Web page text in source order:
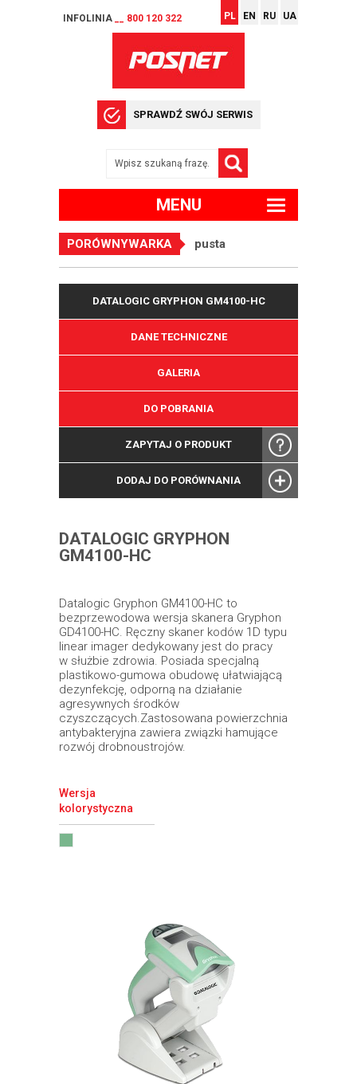
INFOLINIA __ 800 120 322 PL EN RU UA
SPRAWDŹ SWÓJ SERWIS
MENU
PORÓWNYWARKA pusta
DATALOGIC GRYPHON GM4100-HC
DANE TECHNICZNE
GALERIA
DO POBRANIA
ZAPYTAJ O PRODUKT
DODAJ DO PORÓWNANIA
DATALOGIC GRYPHON
GM4100-HC
Datalogic Gryphon GM4100-HC to
bezprzewodowa wersja skanera Gryphon
GD4100-HC. Ręczny skaner kodów 1D typu
linear imager dedykowany jest do pracy
w służbie zdrowia. Posiada specjalną
plastikowo-gumowa obudowę ułatwiającą
dezynfekcję, odporną na działanie
agresywnych środków
czyszczących.Zastosowana powierzchnia
antybakteryjna zawiera związki hamujące
rozwój drobnoustrojów.
Wersja
kolorystyczna